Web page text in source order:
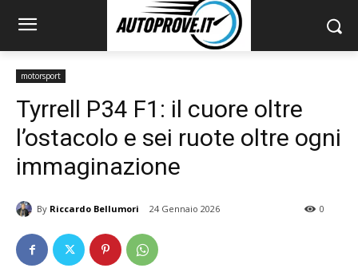
motorsport
Tyrrell P34 F1: il cuore oltre
l’ostacolo e sei ruote oltre ogni
immaginazione
By Riccardo Bellumori 24 Gennaio 2026 0